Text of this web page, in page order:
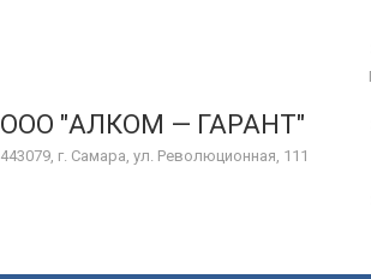
ООО "АЛКОМ — ГАРАНТ"
443079, г. Самара, ул. Революционная, 111